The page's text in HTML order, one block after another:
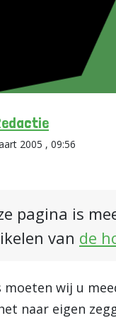
2005 , 09:56
pagina is
van de
moeten wij u
naar eigen